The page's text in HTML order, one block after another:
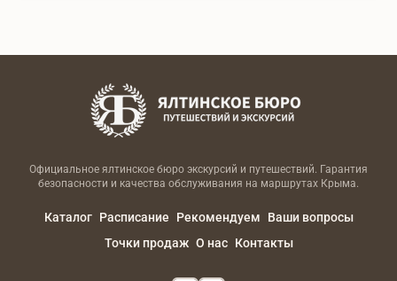
Официальное ялтинское бюро экскурсий и путешествий. Гарантия
безопасности и качества обслуживания на маршрутах Крыма.
Каталог Расписание Рекомендуем
Ваши вопросы
Точки продаж О нас Контакты